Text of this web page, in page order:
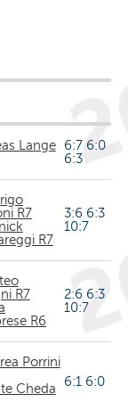
Lange
6:7 6:0
6:3
R7
R7
3:6 6:3
10:7
R7
R6
2:6 6:3
10:7
Porrini
Cheda
6:1 6:0